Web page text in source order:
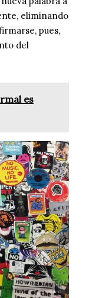
eliminando
pues,
del
es